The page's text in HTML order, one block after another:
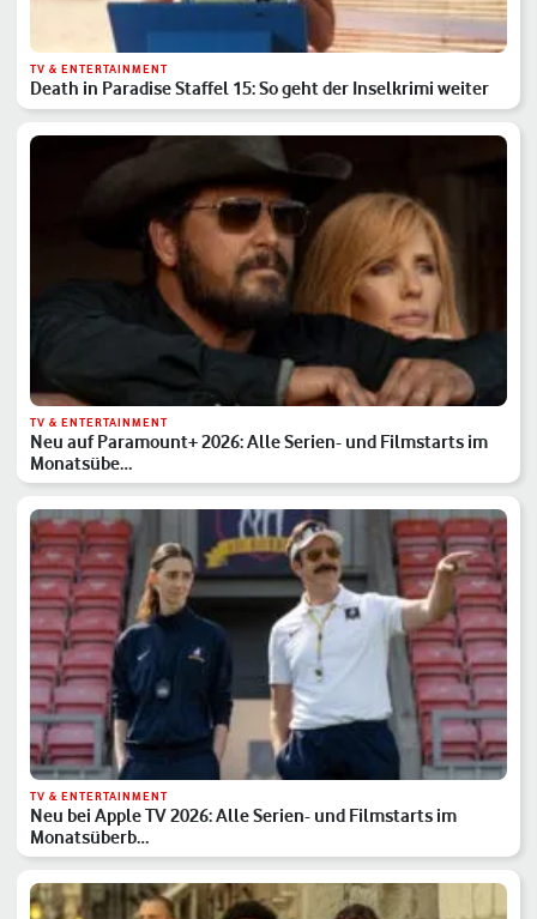
TV & ENTERTAINMENT
Death in Paradise Staffel 15: So geht der Inselkrimi weiter
TV & ENTERTAINMENT
Neu auf Paramount+ 2026: Alle Serien- und Filmstarts im
Monatsübe…
TV & ENTERTAINMENT
Neu bei Apple TV 2026: Alle Serien- und Filmstarts im
Monatsüberb…